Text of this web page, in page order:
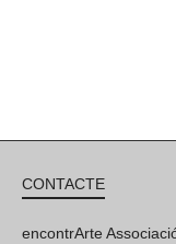
CONTACTE
encontrArte